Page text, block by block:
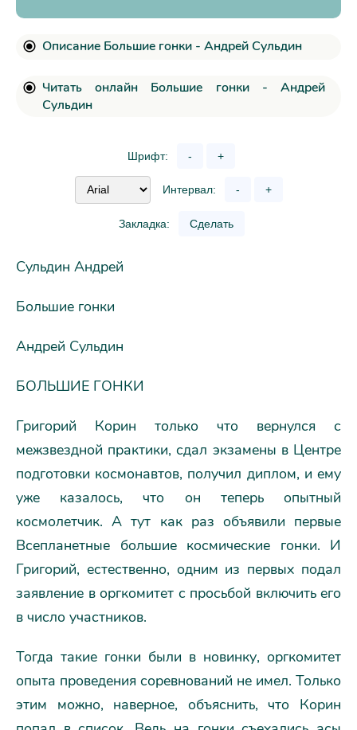
Описание Большие гонки - Андрей Сульдин
Читать онлайн Большие гонки - Андрей
Сульдин
Шрифт: - +
Интервал: - +
Закладка: Сделать
Сульдин Андрей
Большие гонки
Андрей Сульдин
БОЛЬШИЕ ГОНКИ
Григорий Корин только что вернулся с
межзвездной практики, сдал экзамены в Центре
подготовки космонавтов, получил диплом, и ему
уже казалось, что он теперь опытный
космолетчик. А тут как раз объявили первые
Всепланетные большие космические гонки. И
Григорий, естественно, одним из первых подал
заявление в оргкомитет с просьбой включить его
в число участников.
Тогда такие гонки были в новинку, оргкомитет
опыта проведения соревнований не имел. Только
этим можно, наверное, объяснить, что Корин